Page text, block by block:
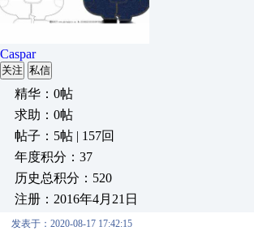
Caspar
关注 私信
精华：0帖
求助：0帖
帖子：5帖 | 157回
年度积分：37
历史总积分：520
注册：2016年4月21日
发表于：2020-08-17 17:42:15